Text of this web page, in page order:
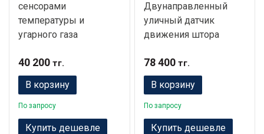
сенсорами
температуры и
угарного газа
40 200 тг.
В корзину
По запросу
Купить дешевле
Двунаправленный
уличный датчик
движения штора
78 400тг.
В корзину
По запросу
Купить дешевле